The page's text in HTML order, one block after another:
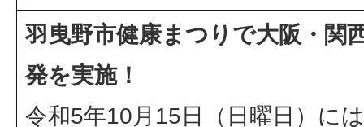
羽曳野市健康まつりで大阪・関
発を実施！
令和5年10月15日（日曜日）に